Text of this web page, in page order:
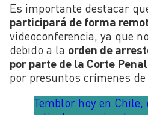
Es importante destacar
participará de forma
videoconferencia, ya que
debido a la orden de
por parte de la Corte
por presuntos crímenes
Temblor hoy en Chile,